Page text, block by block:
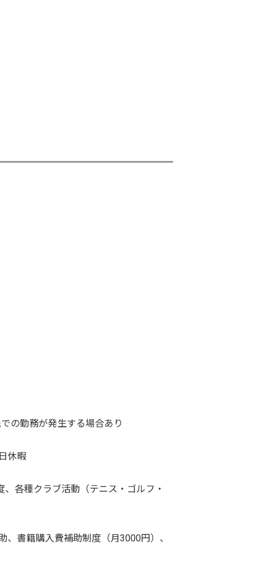
の勤務が発生する場合あり
休暇
各種クラブ活動（テニス・ゴルフ・
書籍購入費補助制度（月3000円）、